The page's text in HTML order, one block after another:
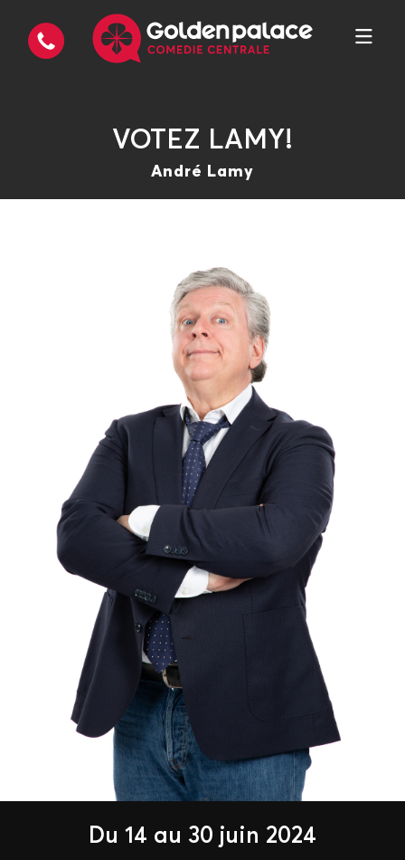
VOTEZ LAMY!
André Lamy
Du 14 au 30 juin 2024